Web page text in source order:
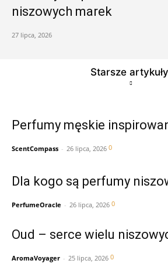
niszowych marek
27 lipca, 2026
Starsze
Perfumy męskie
ScentCompass - 26 lipca, 2026 0
Dla kogo są perfumy
PerfumeOracle - 26 lipca, 2026 0
Oud – serce wielu
AromaVoyager - 25 lipca, 2026 0